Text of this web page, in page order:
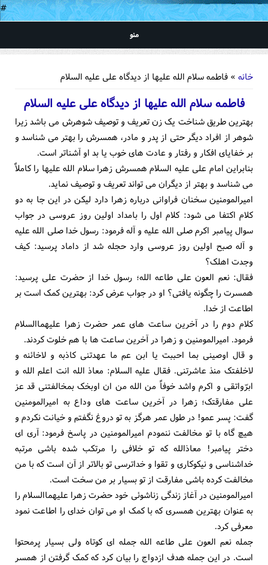
#
منو
خانه » فاطمه سلام الله علیها از دیدگاه علی علیه السلام
فاطمه سلام الله علیها از دیدگاه علی علیه السلام
بهترین طریق شناخت یک زن تعریف و توصیف شوهرش می باشد زیرا
شوهر از افراد دیگر حتی از پدر و مادر، همسرش را بهتر می شناسد و
بر خفایای افکار و رفتار و عادت های خوب یا بد او آشناتر است.
بنابراین امام علی علیه السلام همسرش زهرا سلام الله علیها را کاملاً
می شناسد و بهتر از دیگران می تواند تعریف و توصیف نماید.
امیرالمومنین سخنان فراوانی درباره زهرا دارد لیکن در این جا به دو
کلام اکتفا می شود: کلام اول را بامداد اولین روز عروسی در جواب
سوال پیامبر اکرم صلی الله علیه و آله فرمود: رسول خدا صلی الله علیه
و آله صبح اولین روز عروسی وارد حجله شد از داماد پرسید: کیف
وجدت اهلک؟
فقال: نعم العون علی طاعه الله؛ رسول خدا از حضرت علی پرسید:
همسرت را چگونه یافتی؟ او در جواب عرض کرد: بهترین کمک است بر
اطاعت از خدا.
کلام دوم را در آخرین ساعت های عمر حضرت زهرا علیهماالسلام
فرمود. امیرالمومنین و زهرا در آخرین ساعت ها با هم خلوت کردند.
و قال اوصینی بما احببت یا ابن عم ما عهدتنی کاذبه و لاخائنه و
لاخلفتک منذ عاشرتنی. فقال علیه السلام: معاذ الله انت اعلم الله و
ابرّواتقی و اکرم واشد خوفاً من الله من ان اوبخک بمخالفتنی قد عز
علی مفارقتک؛ زهرا در آخرین ساعت های وداع به امیرالمومنین
گفت: پسر عمو! در طول عمر هرگز به تو دروغ نگفتم و خیانت نکردم و
هیچ گاه با تو مخالفت ننمودم امیرالمومنین در پاسخ فرمود: آری ای
دختر پیامبر! معاذالله که تو خلافی را مرتکب شده باشی مرتبه
خداشناسی و نیکوکاری و تقوا و خداترسی تو بالاتر از آن است که با من
مخالفت کرده باشی مفارقت از تو بسیار بر من سخت است.
امیرالمومنین در آغاز زندگی زناشوئی خود حضرت زهرا علیهماالسلام را
به عنوان بهترین همسری که با کمک او می توان خدای را اطاعت نمود
معرفی کرد.
جمله نعم العون علی طاعه الله جمله ای کوتاه ولی بسیار پرمحتوا
است. در این جمله هدف ازدواج را بیان کرد که کمک گرفتن از همسر